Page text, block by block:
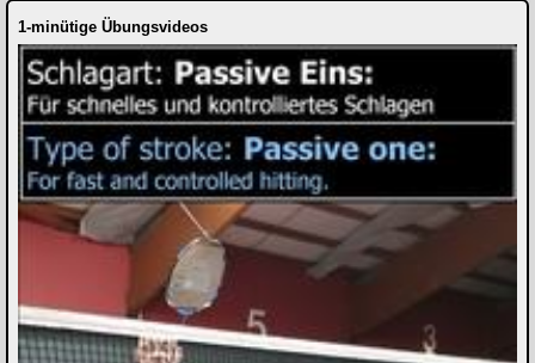
1-minütige Übungsvideos